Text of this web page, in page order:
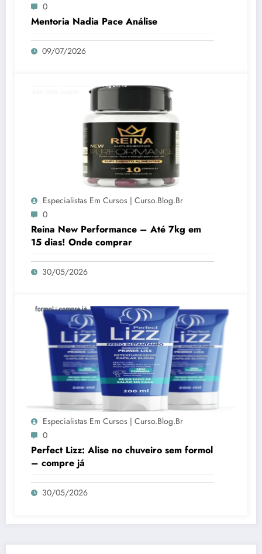
0
Mentoria Nadia Pace Análise
09/07/2026
Especialistas Em Cursos | Curso.blog.br
0
Reina New Performance – Até 7kg em
15 dias! Onde comprar
30/05/2026
Especialistas Em Cursos | Curso.blog.br
0
Perfect Lizz: Alise no chuveiro sem formol
– compre já
30/05/2026